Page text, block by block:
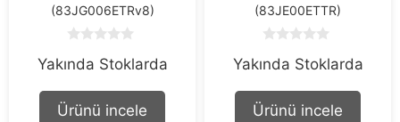
(83JG006ETRv8)
o
t
f
Yakında Stoklarda
Ürünü incele
(83JE00ETTR)
o
t
f
Yakında Stoklarda
Ürünü incele